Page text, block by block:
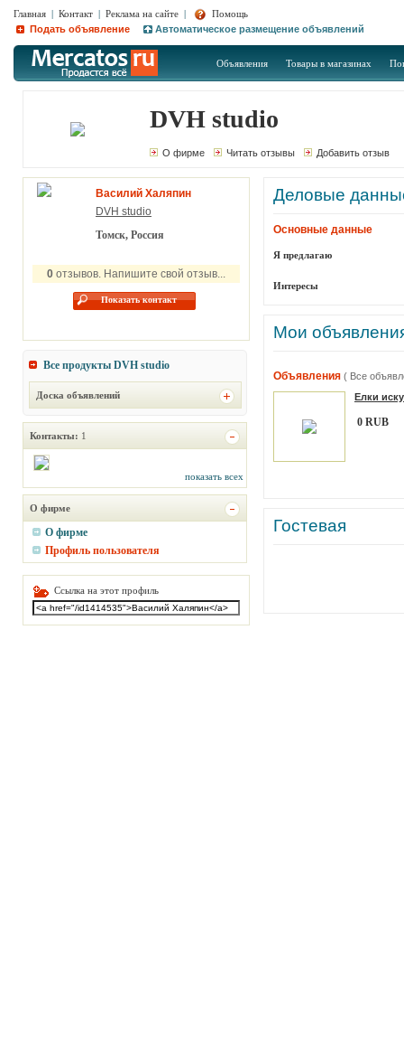
Главная | Контакт | Реклама на сайте |
Помощь
Подать объявление
Автоматическое размещение объявлений
Объявления Товары в магазинах
DVH studio
О фирме Читать отзывы Добавить отзыв
Василий Халяпин
DVH studio
Томск, Россия
0 отзывов. Напишите свой отзыв...
Показать контакт
Все продукты DVH studio
Доска объявлений
Контакты: 1
показать всех
О фирме
О фирме
Профиль пользователя
Ссылка на этот профиль
Деловые
Основные данные
Я предлагаю
Интересы
Мои
Объявления ( Все
Елки
0 RUB
Гостевая